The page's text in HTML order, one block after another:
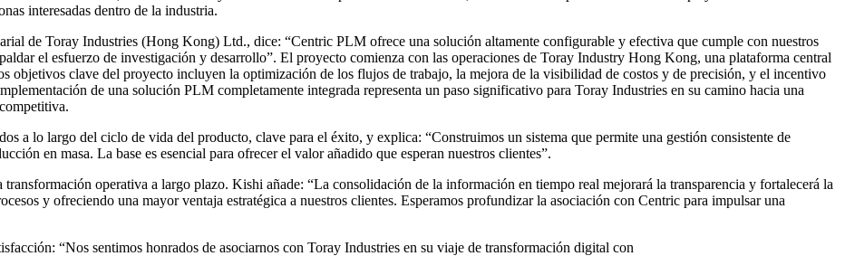
interesadas dentro de la industria.
de Toray Industries (Hong Kong) Ltd., dice: “Centric PLM ofrece una solución altamente configurable y efectiva que cumple con nuestros
el esfuerzo de investigación y desarrollo”. El proyecto comienza con las operaciones de Toray Industry Hong Kong, una plataforma central
objetivos clave del proyecto incluyen la optimización de los flujos de trabajo, la mejora de la visibilidad de costos y de precisión, y el incentivo
de una solución PLM completamente integrada representa un paso significativo para Toray Industries en su camino hacia una
a lo largo del ciclo de vida del producto, clave para el éxito, y explica: “Construimos un sistema que permite una gestión consistente de
en masa. La base es esencial para ofrecer el valor añadido que esperan nuestros clientes”.
operativa a largo plazo. Kishi añade: “La consolidación de la información en tiempo real mejorará la transparencia y fortalecerá la
y ofreciendo una mayor ventaja estratégica a nuestros clientes. Esperamos profundizar la asociación con Centric para impulsar una
“Nos sentimos honrados de asociarnos con Toray Industries en su viaje de transformación digital con